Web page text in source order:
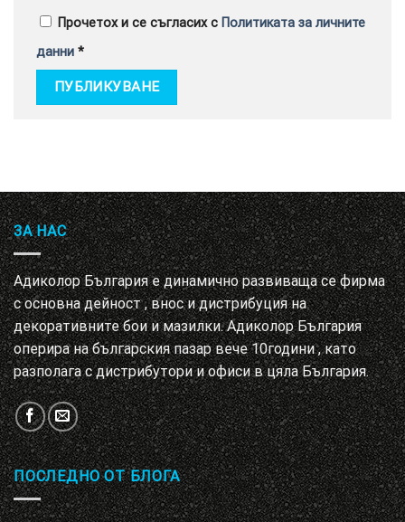
Прочетох и се съгласих с Политиката за личните
данни *
ЗА НАС
Адиколор България е динамично развиваща се фирма
с основна дейност , внос и дистрибуция на
декоративните бои и мазилки. Адиколор България
оперира на българския пазар вече 10години , като
разполага с дистрибутори и офиси в цяла България.
ПОСЛЕДНО ОТ БЛОГА